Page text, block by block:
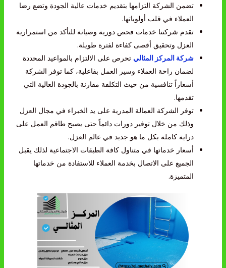
تضمن الشركة التزامها بتقديم خدمات عالية الجودة وتضع رضا
العملاء في قلب أولوياتها.
تقدم شركتنا خدمات فحص دورية وصيانة للتأكد من استمرارية
العزل وتحقيق أقصى كفاءة لفترة طويلة.
شركة المركز المثالي تحرص على الالتزام بالمواعيد المحددة
لضمان راحة العملاء وسير العمل بفاعلية، كما توفر الشركة
أسعاراً تنافسية من حيث التكلفة مقارنة بالجودة العالية التي
تقدمها.
توفر الشركة العمالة المدربة على يد الخبراء في مجال العزل
وذلك من خلال توفير دورات دائماً حتى يصبح طاقم العمل على
دراية كاملة بكل ما هو جديد في عالم العزل.
أسعار خدماتها في متناول كافة الطبقات الاجتماعية لذلك يقبل
الجميع على الاتصال بخدمة العملاء للاستفادة من خدماتها
المتميزة.